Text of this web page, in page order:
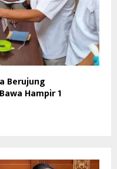
Berujung
Hampir 1